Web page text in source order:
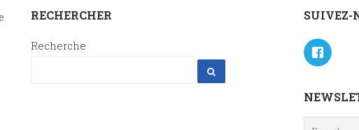
RECHERCHER
Recherche
SUIVEZ-